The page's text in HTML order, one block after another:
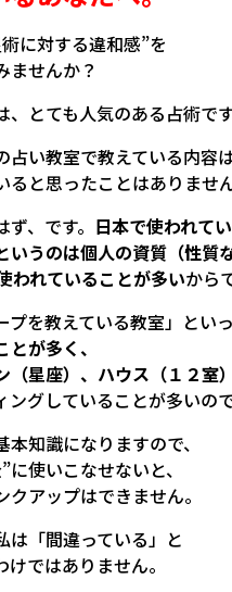
に対する違和感”を
ませんか？
とても人気のある占術です
占い教室で教えている内容は
ると思ったことはありませ
、です。 日本で使われて
いうのは個人の資質（性質
われていることが多いから
プを教えている教室」といっ
が多く、
（星座）、ハウス（１２室）
ングしていることが多いので
本知識になりますので、
に使いこなせないと、
クアップはできません。
は「間違っている」と
ではありません。